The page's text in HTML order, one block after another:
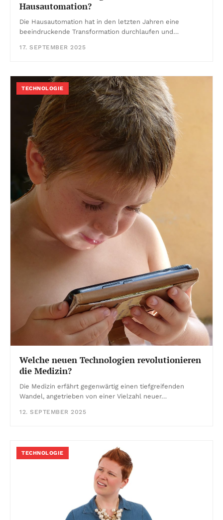
Hausautomation?
Die Hausautomation hat in den letzten Jahren eine
beeindruckende Transformation durchlaufen und…
17. SEPTEMBER 2025
TECHNOLOGIE
Welche neuen Technologien revolutionieren
die Medizin?
Die Medizin erfährt gegenwärtig einen tiefgreifenden
Wandel, angetrieben von einer Vielzahl neuer…
12. SEPTEMBER 2025
TECHNOLOGIE